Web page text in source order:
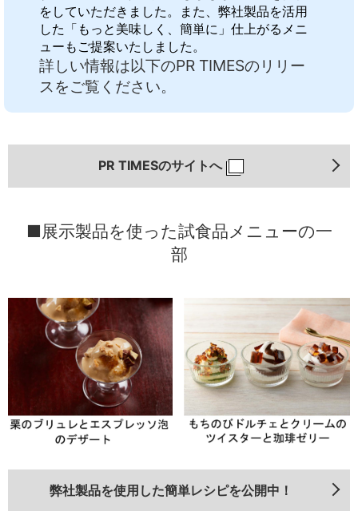
をしていただきました。また、弊社製品を活用
した「もっと美味しく、簡単に」仕上がるメニ
ューもご提案いたしました。
詳しい情報は以下のPR TIMESのリリー
スをご覧ください。
PR TIMESのサイトへ
■展示製品を使った試食品メニューの一
部
弊社製品を使用した簡単レシピを公開中！